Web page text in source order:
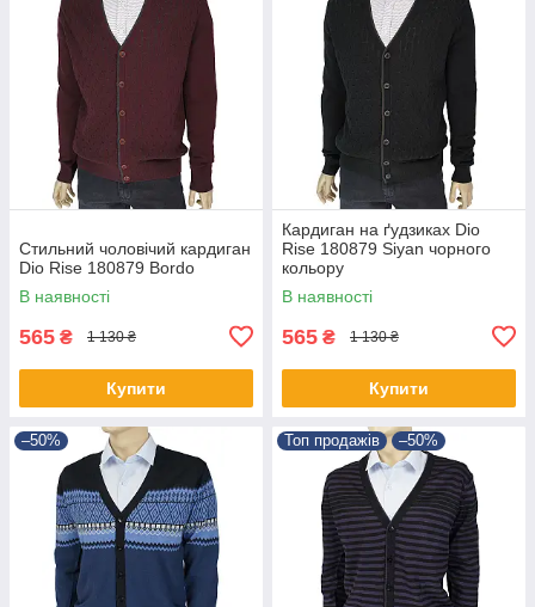
Стильний чоловічий кардиган
Dio Rise 180879 Bordo
В наявності
565 ₴ 1 130 ₴
Купити
Кардиган на ґудзиках Dio
Rise 180879 Siyan чорного
кольору
В наявності
565 ₴ 1 130 ₴
Купити
–50% Топ продажів –50%